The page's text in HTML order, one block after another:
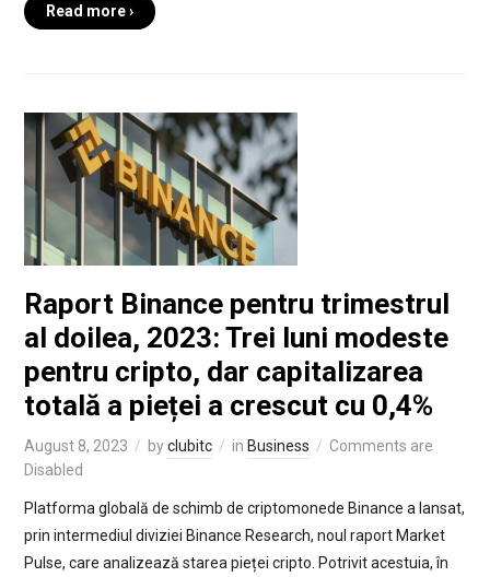
Read more ›
Raport Binance pentru trimestrul
al doilea, 2023: Trei luni modeste
pentru cripto, dar capitalizarea
totală a pieței a crescut cu 0,4%
August 8, 2023 byclubitc in Business
Comments are
Disabled
Platforma globală de schimb de criptomonede Binance a lansat,
prin intermediul diviziei Binance Research, noul raport Market
Pulse, care analizează starea pieței cripto. Potrivit acestuia, în